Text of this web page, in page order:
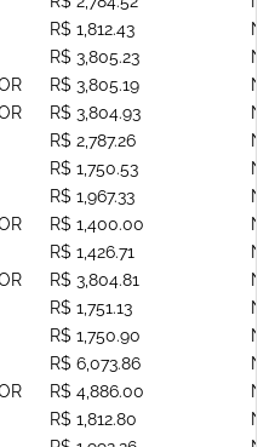
R$ 1,812.43
R$ 3,805.23
R$ 3,805.19
R$ 3,804.93
R$ 2,787.26
R$ 1,750.53
R$ 1,967.33
R$ 1,400.00
R$ 1,426.71
R$ 3,804.81
R$ 1,751.13
R$ 1,750.90
R$ 6,073.86
R$ 4,886.00
R$ 1,812.80